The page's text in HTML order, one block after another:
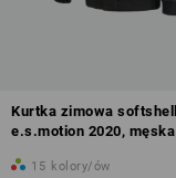
Kurtka zimowa softshell
e.s.motion 2020, męska
15 kolory/ów